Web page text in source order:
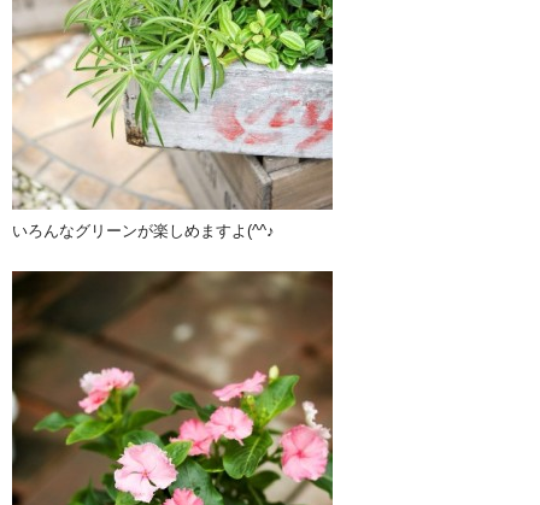
いろんなグリーンが楽しめますよ(^^♪